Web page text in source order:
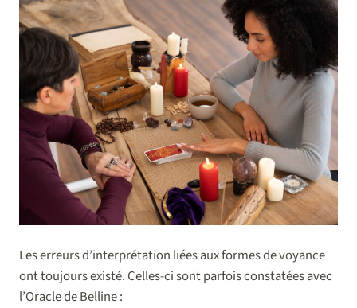
Les erreurs d’interprétation liées aux formes de voyance
ont toujours existé. Celles-ci sont parfois constatées avec
l’Oracle de Belline :